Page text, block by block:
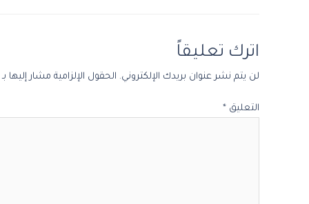
اترك تعليقاً
لن يتم نشر عنوان بريدك الإلكتروني. الحقول الإلزامية مشار إليها بـ
التعليق *